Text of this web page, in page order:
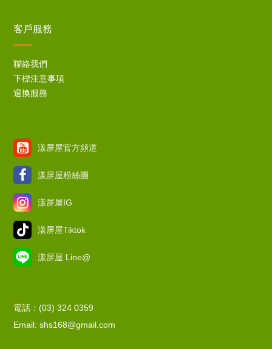
客戶服務
聯絡我們
下標注意事項
退換服務
漾屏屋官方頻道
漾屏屋粉絲團
漾屏屋IG
漾屏屋Tiktok
漾屏屋 Line@
電話：(03) 324 0359
Email: shs168@gmail.com